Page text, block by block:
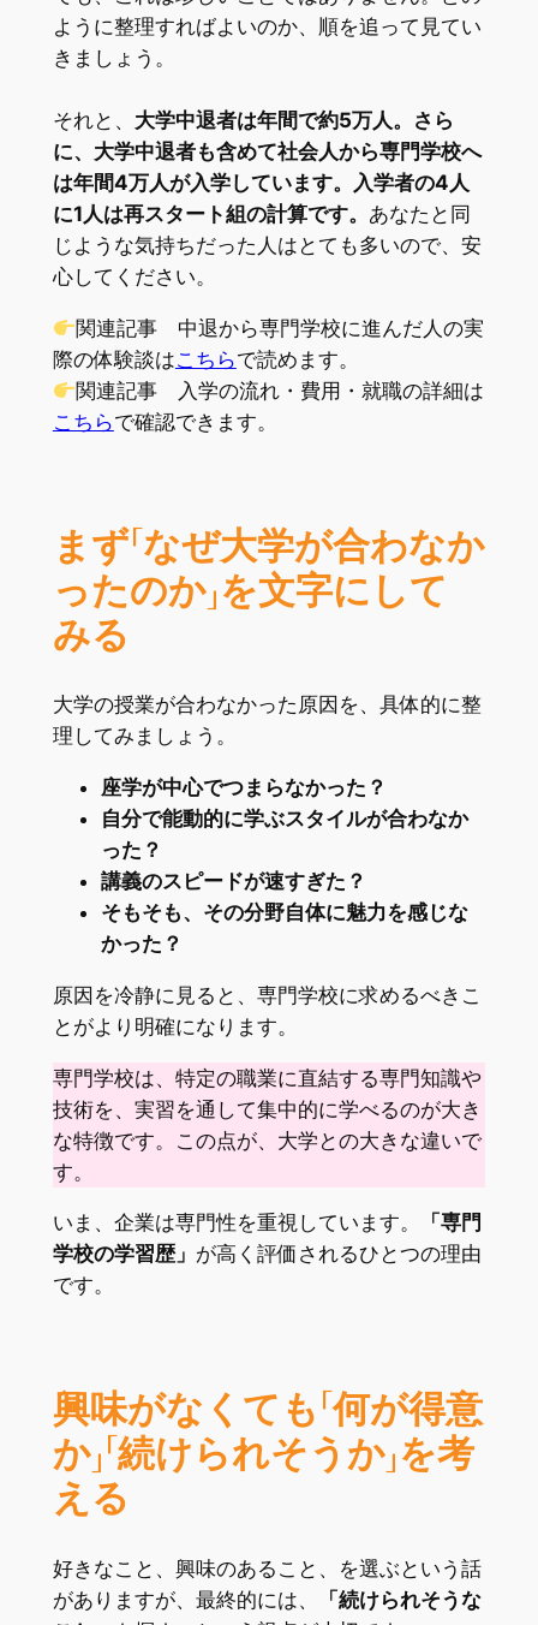
ように整理すればよいのか、順を追って見てい
きましょう。
それと、 大学中退者は年間で約5万人。さら
に、大学中退者も含めて社会人から専門学校へ
は年間4万人が入学しています。入学者の4人
に1人は再スタート組の計算です。 あなたと同
じような気持ちだった人はとても多いので、安
心してください。
関連記事 中退から専門学校に進んだ人の実
際の体験談はこちらで読めます。
関連記事 入学の流れ・費用・就職の詳細は
こちらで確認できます。
まず「なぜ大学が合わなか
ったのか」を文字にして
みる
大学の授業が合わなかった原因を、具体的に整
理してみましょう。
座学が中心でつまらなかった？
自分で能動的に学ぶスタイルが合わなか
った？
講義のスピードが速すぎた？
そもそも、その分野自体に魅力を感じな
かった？
原因を冷静に見ると、専門学校に求めるべきこ
とがより明確になります。
専門学校は、特定の職業に直結する専門知識や
技術を、実習を通して集中的に学べるのが大き
な特徴です。この点が、大学との大きな違いで
す。
いま、企業は専門性を重視しています。
「専門
学校の学習歴」 が高く評価されるひとつの理由
です。
興味がなくても「何が得意
か」「続けられそうか」を考
える
好きなこと、興味のあること、を選ぶという話
がありますが、最終的には、
「続けられそうな